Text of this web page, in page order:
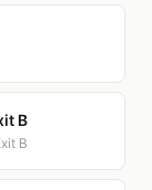
B
B